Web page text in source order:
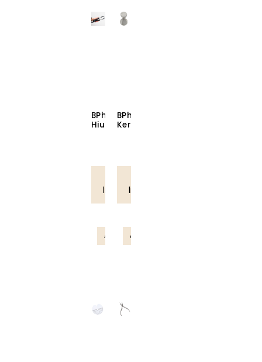
BPhair
Hiustenpidennyskolvi
lisää
BPhair
Keratiinipuuteri
lisää
AMMATTILAISTUOTE
AMMATTILAISTUOTE